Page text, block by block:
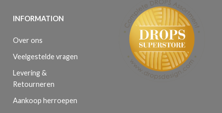
INFORMATION
Over ons
Veelgestelde vragen
Levering &
Retourneren
Aankoop herroepen